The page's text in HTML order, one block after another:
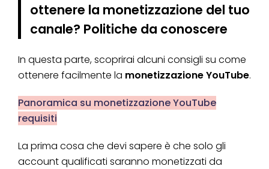
ottenere la monetizzazione del tuo
canale? Politiche da conoscere
In questa parte, scoprirai alcuni consigli su come
ottenere facilmente la monetizzazione YouTube.
Panoramica su monetizzazione YouTube
requisiti
La prima cosa che devi sapere è che solo gli
account qualificati saranno monetizzati da